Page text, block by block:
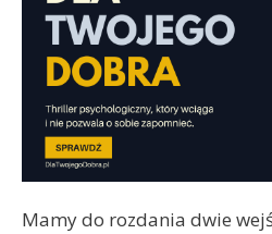
Mamy do rozdania dwie